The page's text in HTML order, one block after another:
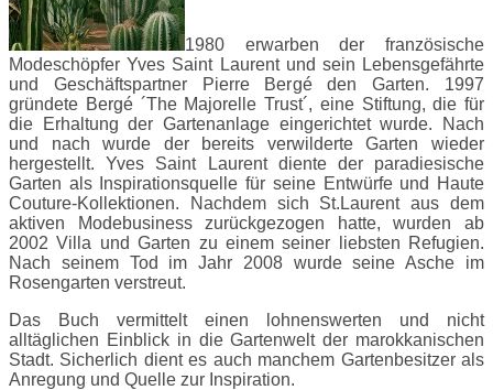
1980 erwarben der französische
Modeschöpfer Yves Saint Laurent und sein Lebensgefährte
und Geschäftspartner Pierre Bergé den Garten. 1997
gründete Bergé ´The Majorelle Trust´, eine Stiftung, die für
die Erhaltung der Gartenanlage eingerichtet wurde. Nach
und nach wurde der bereits verwilderte Garten wieder
hergestellt. Yves Saint Laurent diente der paradiesische
Garten als Inspirationsquelle für seine Entwürfe und Haute
Couture-Kollektionen. Nachdem sich St.Laurent aus dem
aktiven Modebusiness zurückgezogen hatte, wurden ab
2002 Villa und Garten zu einem seiner liebsten Refugien.
Nach seinem Tod im Jahr 2008 wurde seine Asche im
Rosengarten verstreut.
Das Buch vermittelt einen lohnenswerten und nicht
alltäglichen Einblick in die Gartenwelt der marokkanischen
Stadt. Sicherlich dient es auch manchem Gartenbesitzer als
Anregung und Quelle zur Inspiration.